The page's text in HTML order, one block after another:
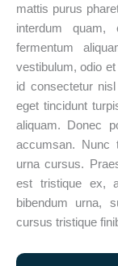
mattis purus
interdum quam,
fermentum
vestibulum, odio
id consectetur
eget tincidunt
aliquam. Donec
accumsan. Nunc
urna cursus.
est tristique ex,
bibendum urna,
cursus tristique